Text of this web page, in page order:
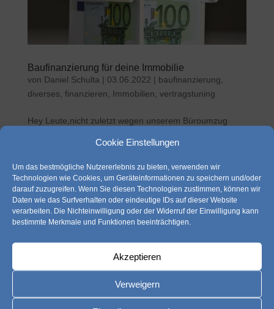
Cookie Einstellungen
Um das bestmögliche Nutzererlebnis zu bieten, verwenden wir
Technologien wie Cookies, um Geräteinformationen zu speichern und/oder
darauf zuzugreifen. Wenn Sie diesen Technologien zustimmen, können wir
Daten wie das Surfverhalten oder eindeutige IDs auf dieser Website
verarbeiten. Die Nichteinwilligung oder der Widerruf der Einwilligung kann
bestimmte Merkmale und Funktionen beeinträchtigen.
Akzeptieren
Verweigern
Baufinanzierung für deine Immobilie
von Daniel Schulta | 03.06.2022 | baufinanzierung
diverses finanzieren Immobilien vertragstuning
Hey Leute,nicht zuletzt wegen unserem Büroumzug
etwas in den Hintergrund. Dies soll sich nun ändern und
wir möchten euch hier wieder regelmäßig mit News
versorgen.Heute geht es um die sogenannte
Baufinanzierung,...